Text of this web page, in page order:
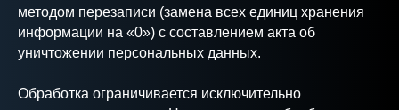
методом перезаписи (замена всех единиц хранения
информации на «0») с составлением акта об
уничтожении персональных данных.
Обработка ограничивается исключительно